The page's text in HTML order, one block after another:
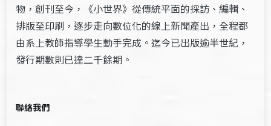
物，創刊至今，《小世界》從傳統平面的採訪、編輯、
排版至印刷，逐步走向數位化的線上新聞產出，全程都
由系上教師指導學生動手完成。迄今已出版逾半世紀，
發行期數則已達二千餘期。
聯絡我們